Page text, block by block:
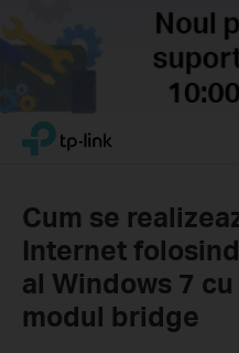
Click
navigation
TP-Link, Reliably Smart
Cum se
Internet
al Windows 7
modul bridge